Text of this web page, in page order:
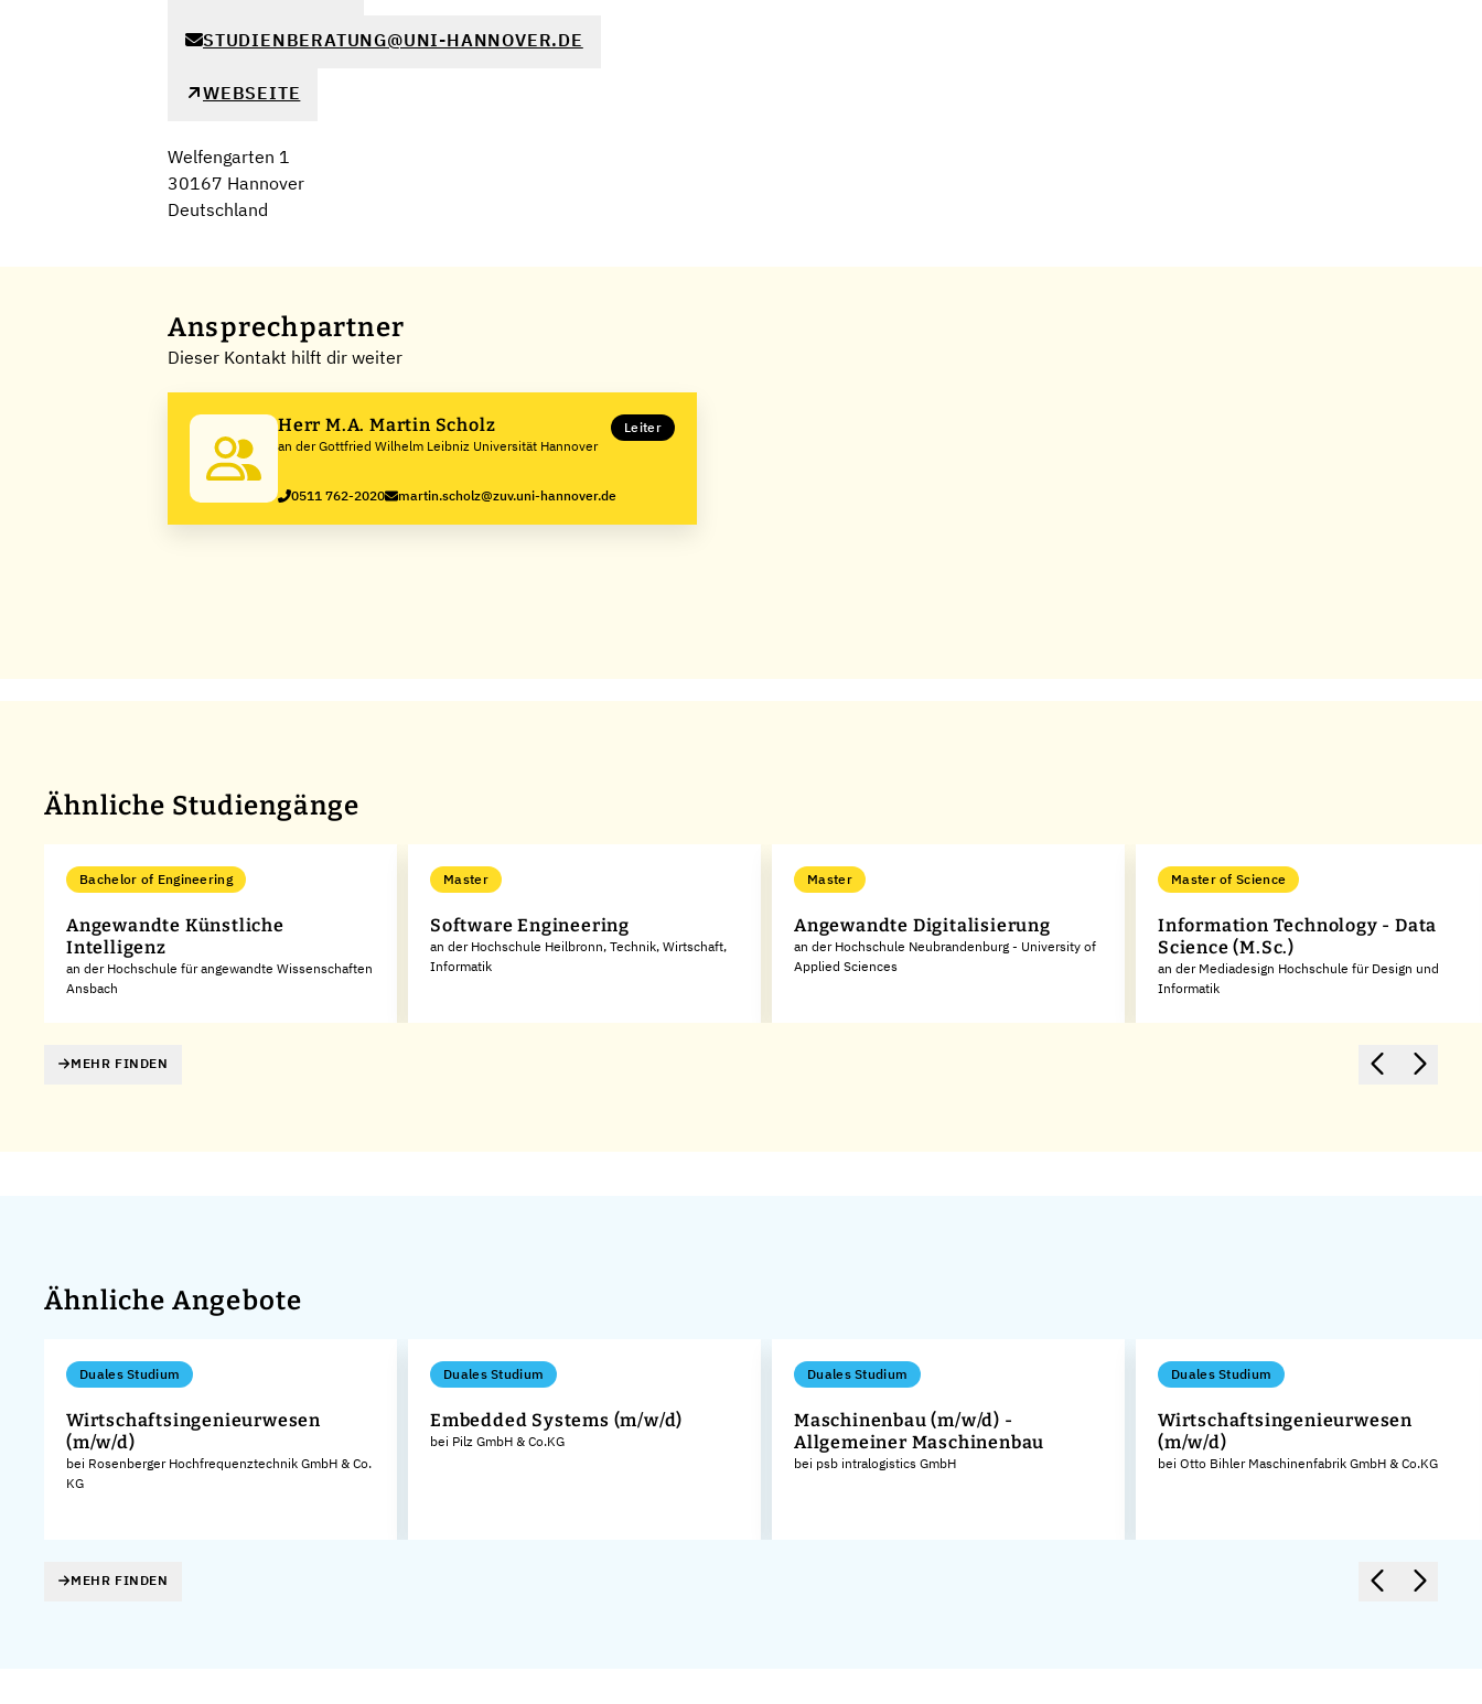
STUDIENBERATUNG@UNI-HANNOVER.DE
WEBSEITE
Welfengarten 1
30167 Hannover
Deutschland
Ansprechpartner
Dieser Kontakt hilft dir weiter
Herr M.A. Martin Scholz
an der Gottfried Wilhelm Leibniz Universität Hannover
Leiter
0511 762-2020 martin.scholz@zuv.uni-hannover.de
Ähnliche Studiengänge
Bachelor of Engineering
Angewandte Künstliche
Intelligenz
an der Hochschule für angewandte Wissenschaften
Ansbach
Master
Software Engineering
an der Hochschule Heilbronn, Technik, Wirtschaft,
Informatik
Master
Angewandte Digitalisierung
an der Hochschule Neubrandenburg - University of
Applied Sciences
Master of Science
Information Technology - Data
Science (M.Sc.)
an der Mediadesign Hochschule für Design und
Informatik
MEHR FINDEN
Ähnliche Angebote
Duales Studium
Wirtschaftsingenieurwesen
(m/w/d)
bei Rosenberger Hochfrequenztechnik GmbH & Co.
KG
Duales Studium
Embedded Systems (m/w/d)
bei Pilz GmbH & Co.KG
Duales Studium
Maschinenbau (m/w/d) -
Allgemeiner Maschinenbau
bei psb intralogistics GmbH
Duales Studium
Wirtschaftsingenieurwesen
(m/w/d)
bei Otto Bihler Maschinenfabrik GmbH & Co.KG
MEHR FINDEN